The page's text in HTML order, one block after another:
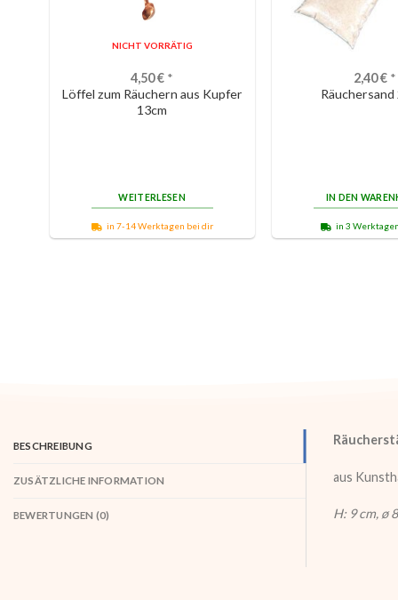
NICHT VORRÄTIG
4,50€ *
Löffel zum Räuchern aus Kupfer
13cm
WEITERLESEN
in 7-14 Werktagen bei dir
2,40€*
Räuchersand
IN DEN
in 3
BESCHREIBUNG
ZUSÄTZLICHE INFORMATION
BEWERTUNGEN (0)
aus
H: 9 cm, ø